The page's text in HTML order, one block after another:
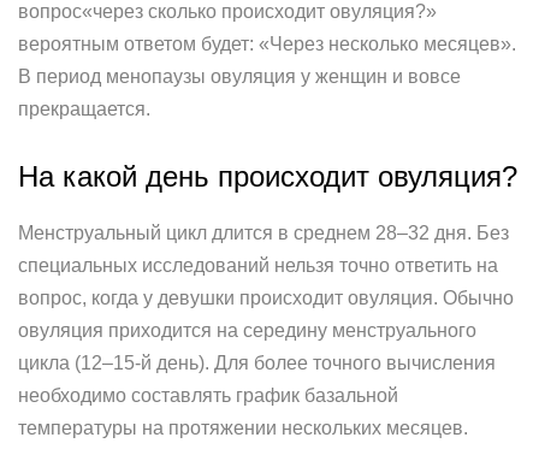
вопрос«через сколько происходит овуляция?»
вероятным ответом будет: «Через несколько месяцев».
В период менопаузы овуляция у женщин и вовсе
прекращается.
На какой день происходит овуляция?
Менструальный цикл длится в среднем 28–32 дня. Без
специальных исследований нельзя точно ответить на
вопрос, когда у девушки происходит овуляция. Обычно
овуляция приходится на середину менструального
цикла (12–15-й день). Для более точного вычисления
необходимо составлять график базальной
температуры на протяжении нескольких месяцев.